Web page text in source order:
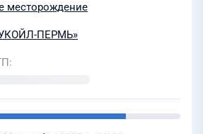
месторождение
ПЕРМЬ»